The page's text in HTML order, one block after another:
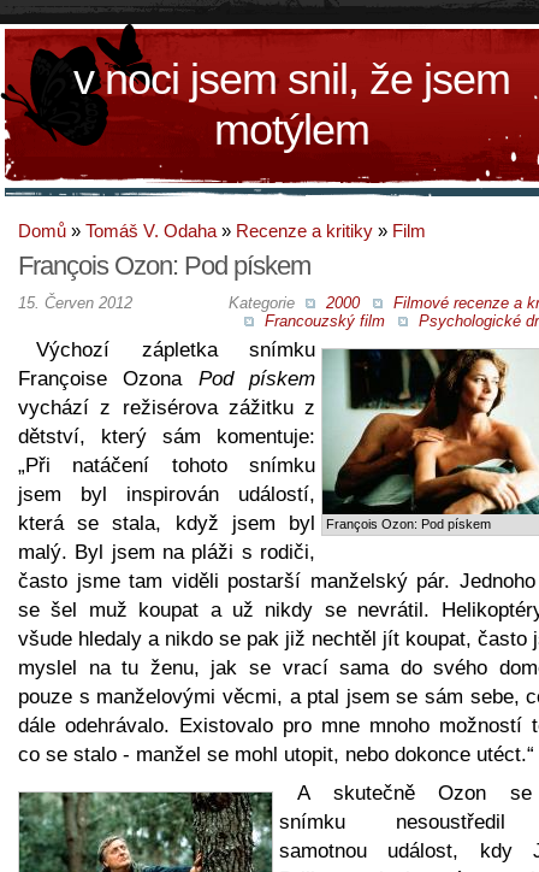
v noci jsem snil, že jsem
motýlem
Domů » Tomáš V. Odaha » Recenze a kritiky » Film
François Ozon: Pod pískem
Kategorie 2000
Filmové recenze a
Francouzský film
Psychologické
15. Červen 2012
François Ozon: Pod pískem
Výchozí zápletka snímku
Françoise Ozona Pod pískem
vychází z režisérova zážitku z
dětství, který sám komentuje:
„Při natáčení tohoto snímku
jsem byl inspirován událostí,
která se stala, když jsem byl
malý. Byl jsem na pláži s rodiči,
často jsme tam viděli postarší manželský pár.
se šel muž koupat a už nikdy se nevrátil.
všude hledaly a nikdo se pak již nechtěl jít koupat, často
myslel na tu ženu, jak se vrací sama do svého
pouze s manželovými věcmi, a ptal jsem se sám sebe,
dále odehrávalo. Existovalo pro mne mnoho možností
co se stalo - manžel se mohl utopit, nebo dokonce utéct.“
A skutečně Ozon
snímku
samotnou událost, kdy